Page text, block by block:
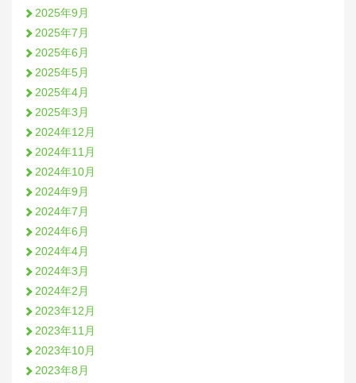
2025年9月
2025年7月
2025年6月
2025年5月
2025年4月
2025年3月
2024年12月
2024年11月
2024年10月
2024年9月
2024年7月
2024年6月
2024年4月
2024年3月
2024年2月
2023年12月
2023年11月
2023年10月
2023年8月